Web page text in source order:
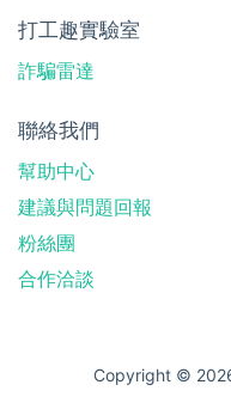
打工趣實驗室
詐騙雷達
聯絡我們
幫助中心
建議與問題回報
粉絲團
合作洽談
Copyright ©